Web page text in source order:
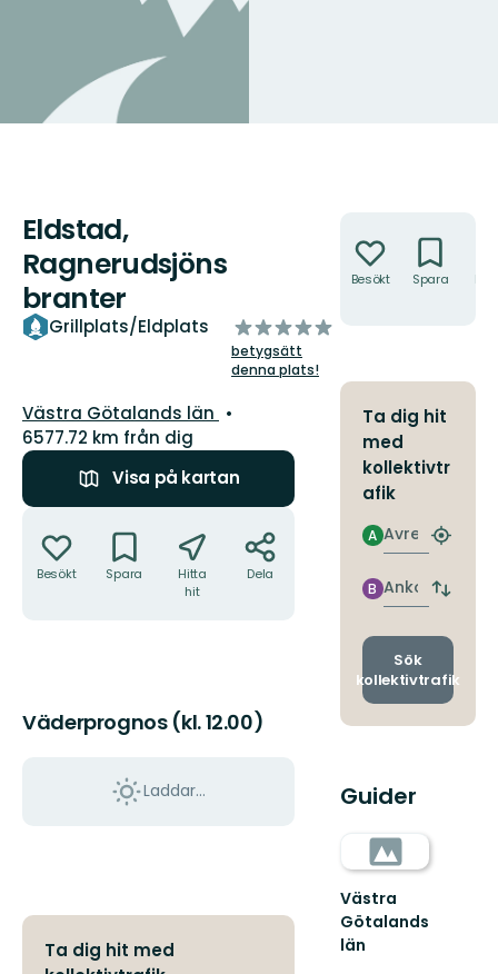
Eldstad,
Ragnerudsjöns
branter
Grillplats/Eldplats
av
5
stjärnor
betygsätt
denna plats!
Län:
Västra Götalands län
6577.72 km från dig
Visa på kartan
Besökt Spara
Hitta
hit
Dela
Väderprognos (kl. 12.00)
Laddar...
Ta dig hit med
Besökt Spara
Ta dig hit
med
kollektivtr
afik
Avresa
A
Hitta
Ankomst
B
Byt
och
Sök
kollektivtrafik
Guider
Västra
Götalands
län